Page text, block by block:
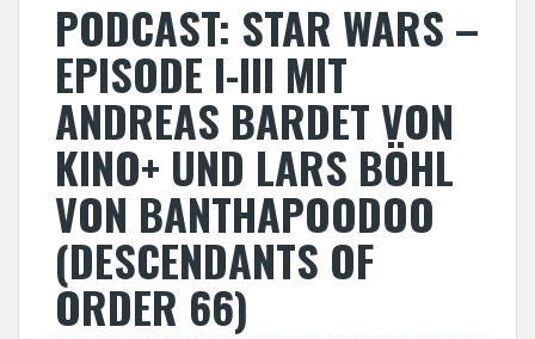
PODCAST: STAR WARS –
EPISODE I-III MIT
ANDREAS BARDET VON
KINO+ UND LARS BÖHL
VON BANTHAPOODOO
(DESCENDANTS OF
ORDER 66)